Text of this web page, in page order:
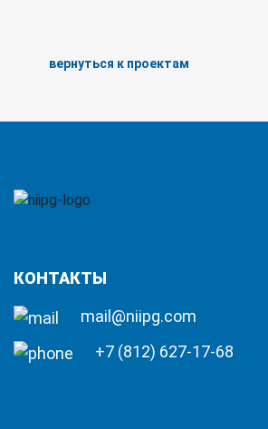
вернуться к проектам
КОНТАКТЫ
mail@niipg.com
+7 (812) 627-17-68